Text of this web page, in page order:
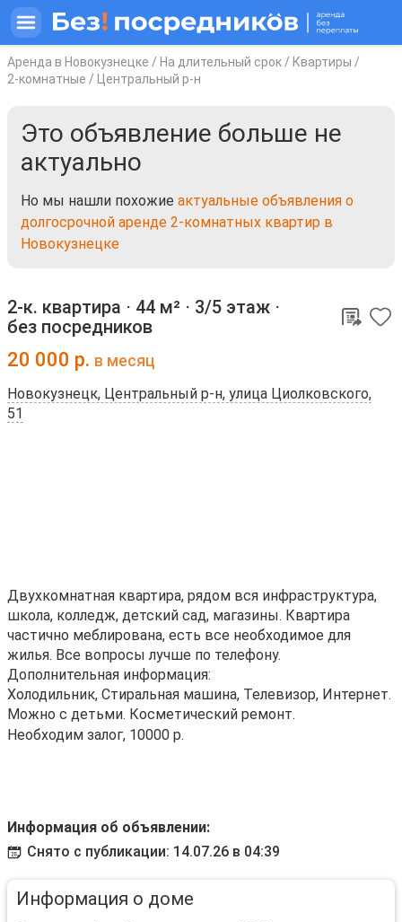
Аренда в Новокузнецке / На длительный срок / Квартиры /
2-комнатные / Центральный р-н
Это объявление больше не
актуально
Но мы нашли похожие актуальные объявления о
долгосрочной аренде 2-комнатных квартир в
Новокузнецке
2-к. квартира ⋅ 44 м² ⋅ 3/5 этаж ⋅
без посредников
20 000 р. в месяц
Новокузнецк, Центральный р-н, улица Циолковского,
51
Двухкомнатная квартира, рядом вся инфраструктура,
школа, колледж, детский сад, магазины. Квартира
частично меблирована, есть все необходимое для
жилья. Все вопросы лучше по телефону.
Дополнительная информация:
Холодильник, Стиральная машина, Телевизор, Интернет.
Можно с детьми. Косметический ремонт.
Необходим залог, 10000 р.
Информация об объявлении:
Снято с публикации: 14.07.26 в 04:39
Информация о доме